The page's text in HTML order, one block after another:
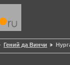
Гений да Винчи